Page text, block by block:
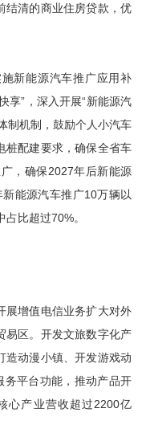
结清的商业住房贷款，优
施新能源汽车推广应用补
享”，深入开展“新能源汽
制机制，鼓励个人小汽车
桩配建要求，确保全省车
，确保2027年后新能源
能源汽车推广10万辆以
比超过70%。
展增值电信业务扩大对外
易区。开发文旅数字化产
造动漫小镇、开发游戏动
务平台功能，推动产品开
心产业营收超过2200亿